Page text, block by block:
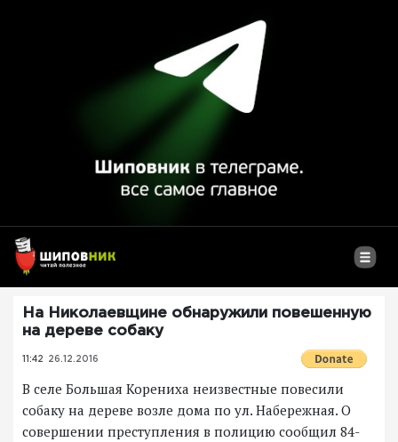
На Николаевщине обнаружили повешенную
на дереве собаку
11:42 26.12.2016
В селе Большая Корениха неизвестные повесили
собаку на дереве возле дома по ул. Набережная. О
совершении преступления в полицию сообщил 84-